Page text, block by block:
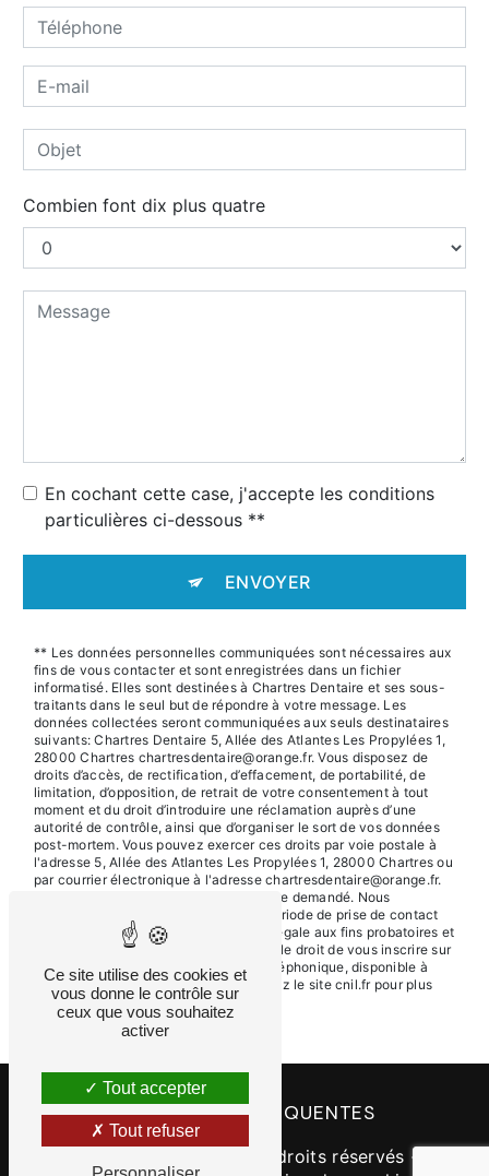
Combien font dix plus quatre
En cochant cette case, j'accepte les conditions
particulières ci-dessous **
ENVOYER
** Les données personnelles communiquées sont nécessaires aux
fins de vous contacter et sont enregistrées dans un fichier
informatisé. Elles sont destinées à Chartres Dentaire et ses sous-
traitants dans le seul but de répondre à votre message. Les
données collectées seront communiquées aux seuls destinataires
suivants: Chartres Dentaire 5, Allée des Atlantes Les Propylées 1,
28000 Chartres chartresdentaire@orange.fr. Vous disposez de
droits d’accès, de rectification, d’effacement, de portabilité, de
limitation, d’opposition, de retrait de votre consentement à tout
moment et du droit d’introduire une réclamation auprès d’une
autorité de contrôle, ainsi que d’organiser le sort de vos données
post-mortem. Vous pouvez exercer ces droits par voie postale à
l'adresse 5, Allée des Atlantes Les Propylées 1, 28000 Chartres ou
par courrier électronique à l'adresse chartresdentaire@orange.fr.
Un justificatif d'identité pourra vous être demandé. Nous
conservons vos données pendant la période de prise de contact
puis pendant la durée de prescription légale aux fins probatoires et
de gestion des contentieux. Vous avez le droit de vous inscrire sur
la liste d'opposition au démarchage téléphonique, disponible à
cette adresse:Bloctel.gouv.fr. Consultez le site cnil.fr pour plus
d’informations sur vos droits.
RECHERCHES FRÉQUENTES
- 2026 - Tous droits réservés -
Ce site utilise des cookies et
vous donne le contrôle sur
ceux que vous souhaitez
activer
Tout accepter
Tout refuser